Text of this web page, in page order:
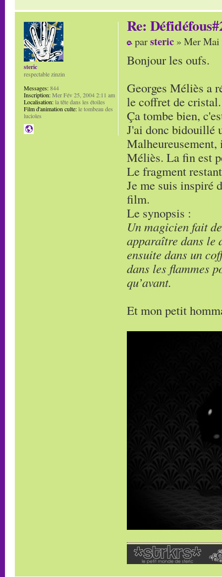
Re:
parsteric » Mer Mai
Bonjour les oufs.
Georges Méliès a
le coffret de cristal.
Ça tombe bien,
J'ai donc bidouillé
Méliès. La fin est
Le fragment
Je me suis inspiré
film.
Le synopsis :
Un magicien fait
apparaître dans le
ensuite dans un
dans les flammes
qu’avant.
Et mon petit
steric
respectable zinzin
Messages:844
Inscription:Mer Fév 25, 2004 2:11 am
Localisation:la tête dans les étoiles
Film d'animation culte:le tombeau des
lucioles